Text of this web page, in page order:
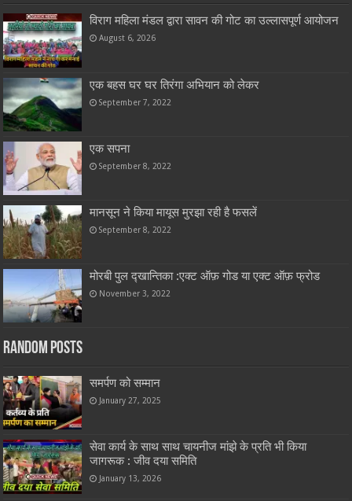
विराग महिला मंडल द्वारा सावन की गोट का उल्लासपूर्ण आयोजन
August 6, 2026
एक बहस घर घर तिरंगा अभियान को लेकर
September 7, 2022
एक सपना
September 8, 2022
मानसून ने किया मायूस मुरझा रही है फसलें
September 8, 2022
मोरबी पुल द्खान्तिका :एक्ट ऑफ़ गोड या एक्ट ऑफ़ फ्रोड
November 3, 2022
Random Posts
समर्पण को सम्मान
January 27, 2025
सेवा कार्य के साथ साथ चायनीज मांझे के प्रति भी किया
जागरूक : जीव दया समिति
January 13, 2026